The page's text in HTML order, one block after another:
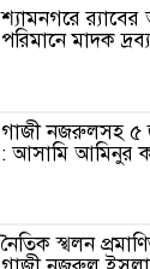
শ্যামনগরে র‍্যাবের
পরিমানে মাদক
গাজী নজরুলসহ ৫
: আসামি আমিনুর
নৈতিক স্খলন